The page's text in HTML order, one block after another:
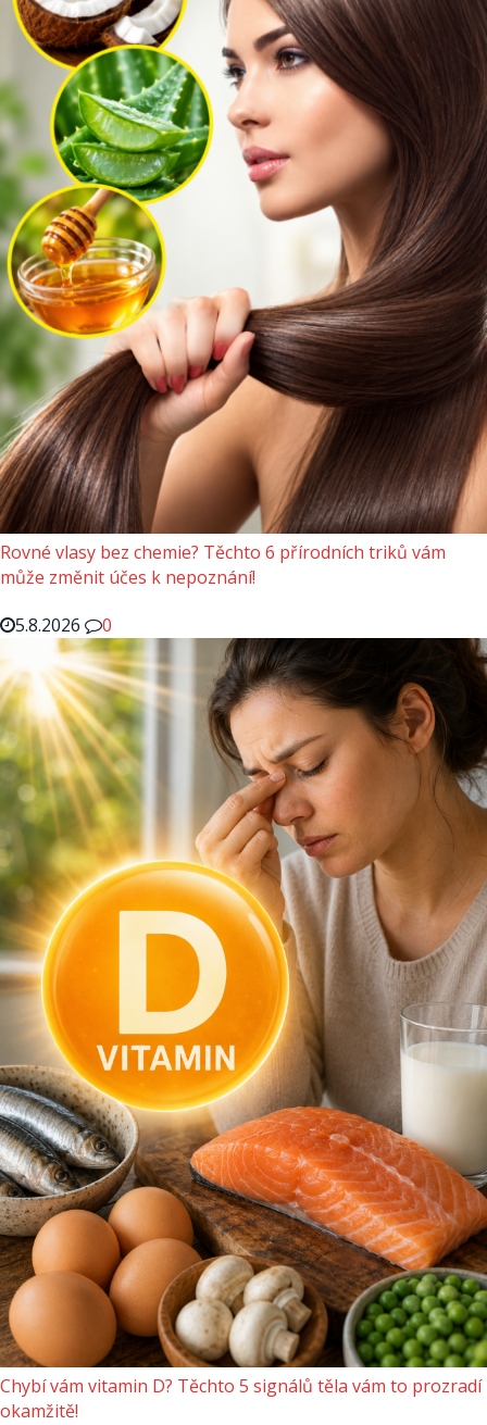
Rovné vlasy bez chemie? Těchto 6 přírodních triků vám
může změnit účes k nepoznání!
5.8.2026
0
Chybí vám vitamin D? Těchto 5 signálů těla vám to prozradí
okamžitě!